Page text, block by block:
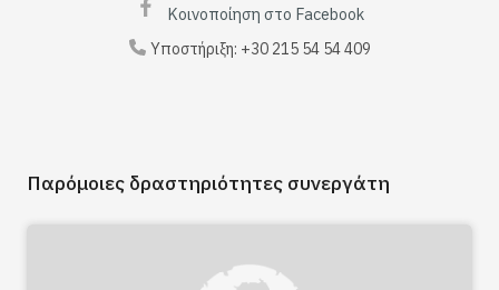
Κοινοποίηση στο Facebook
Υποστήριξη: +30 215 54 54 409
Παρόμοιες δραστηριότητες συνεργάτη